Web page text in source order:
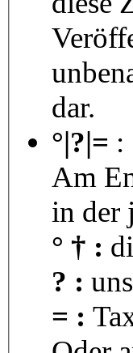
dar.
°|?|= :
Am
in der
° † :
? :
= :